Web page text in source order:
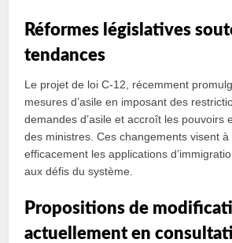
Réformes législatives
tendances
Le projet de loi C-12, récemment
mesures d’asile en imposant des
demandes d’asile et accroît les pouvoirs
des ministres. Ces changements visent
efficacement les applications
aux défis du système.
Propositions de
actuellement en